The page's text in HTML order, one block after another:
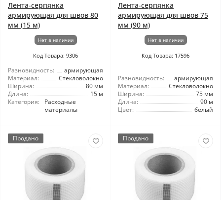
Лента-серпянка
армирующая для швов 80
мм (15 м)
Нет в наличии
Код Товара: 9306
Разновидность:
армирующая
Материал:
Стекловолокно
Ширина:
80 мм
Длина:
15 м
Категория:
Расходные
материалы
Лента-серпянка
армирующая для швов 75
мм (90 м)
Нет в наличии
Код Товара: 17596
Разновидность:
армирующая
Материал:
Стекловолокно
Ширина:
75 мм
Длина:
90 м
Цвет:
белый
Продано Продано